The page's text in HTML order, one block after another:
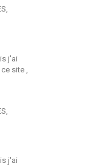
j'ai
site ,
j'ai